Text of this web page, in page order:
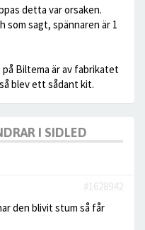
detta var orsaken.
som sagt, spännaren är 1
Biltema är av fabrikatet
blev ett sådant kit.
I SIDLED
#1628942
den blivit stum så får